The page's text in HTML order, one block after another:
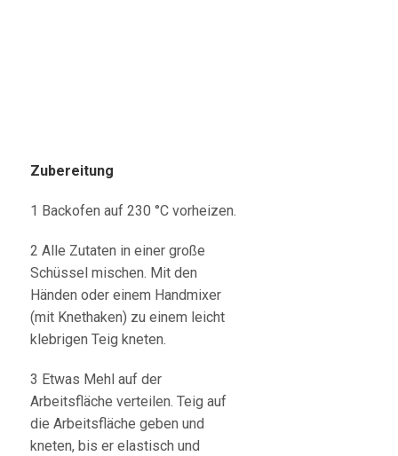
Zubereitung
1 Backofen auf 230 °C vorheizen.
2 Alle Zutaten in einer große
Schüssel mischen. Mit den
Händen oder einem Handmixer
(mit Knethaken) zu einem leicht
klebrigen Teig kneten.
3 Etwas Mehl auf der
Arbeitsfläche verteilen. Teig auf
die Arbeitsfläche geben und
kneten, bis er elastisch und